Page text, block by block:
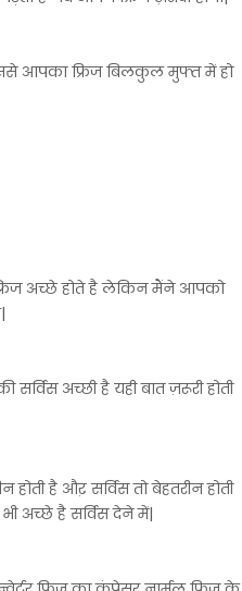
आपका फ्रिज बिलकुल मुफ्त में हो
अच्छे होते है लेकिन मैंने आपको
अच्छी है यही बात ज़रूरी होती
है औऱ सर्विस तो बेहतरीन होती
अच्छे है सर्विस देने में|